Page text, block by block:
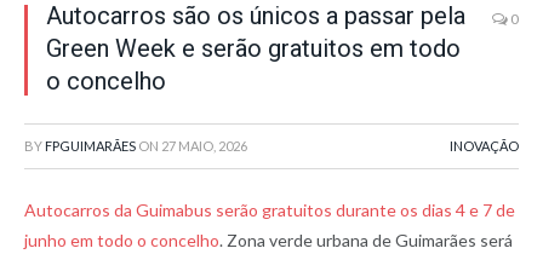
Autocarros são os únicos a passar pela
Green Week e serão gratuitos em todo
o concelho
0
BY FPGUIMARÃES ON 27 MAIO, 2026 INOVAÇÃO
Autocarros da Guimabus serão gratuitos durante os dias 4 e 7 de
junho em todo o concelho. Zona verde urbana de Guimarães será